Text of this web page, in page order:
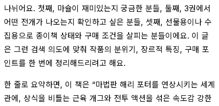
나뉘어요. 첫째, 마슐이 재미있는지 궁금한 분들, 둘째, 3권에서
어떤 전개가 나오는지 확인하고 싶은 분들, 셋째, 선물용이나 수
집용으로 종이책 상태와 구매 조건을 살피는 분들이에요. 이 글
은 그런 검색 의도에 맞춰 작품의 분위기, 장르적 특징, 구매 포
인트를 한 번에 정리해드리려고 해요.
한 줄로 요약하면, 이 책은 “마법판 해리 포터를 연상시키는 세계
관에, 상식을 비틀는 근육 개그와 전투 액션을 섞은 속도감 강한